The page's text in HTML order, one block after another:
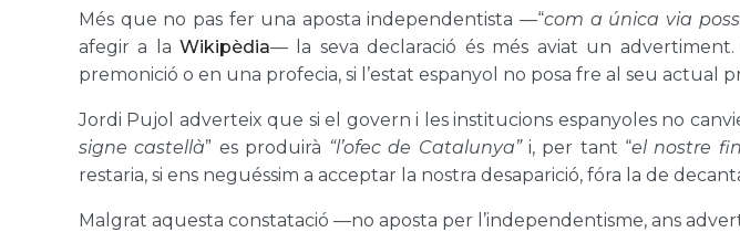
Més que no pas fer una aposta independentista —“com a única via
afegir a la Wikipèdia— la seva declaració és més aviat un
premonició o en una profecia, si l’estat espanyol no posa fre al seu actual
Jordi Pujol adverteix que si el govern i les institucions espanyoles no
signe castellà” es produirà “l’ofec de Catalunya” i, per tant “el nostre
restaria, si ens neguéssim a acceptar la nostra desaparició, fóra la de
Malgrat aquesta constatació —no aposta per l’independentisme, ans